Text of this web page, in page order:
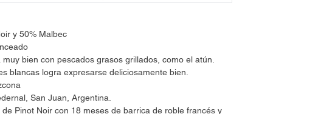
y 50% Malbec
bien con pescados grasos grillados, como el atún.
blancas logra expresarse deliciosamente bien.
San Juan, Argentina.
de Pinot Noir con 18 meses de barrica de roble francés y